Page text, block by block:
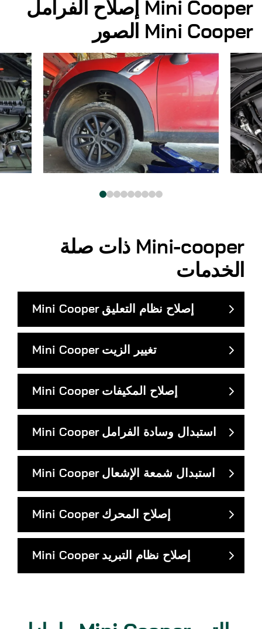
Mini Cooper إصلاح الفرامل
Mini Cooper الصور
Mini-cooper
الخدمات
Mini Cooper إصلاح نظام التعليق
Mini Cooper تغيير الزيت
Mini Cooper إصلاح المكيفات
Mini Cooper استبدال وسادة الفرامل
Mini Cooper استبدال شمعة الإشعال
Mini Cooper إصلاح المحرك
Mini Cooper إصلاح نظام التبريد